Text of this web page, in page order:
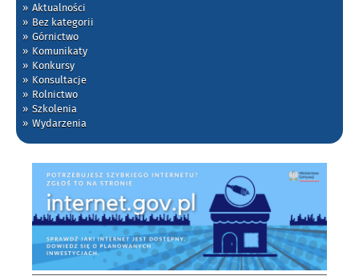
Aktualności
Bez kategorii
Górnictwo
Komunikaty
Konkursy
Konsultacje
Rolnictwo
Szkolenia
Wydarzenia